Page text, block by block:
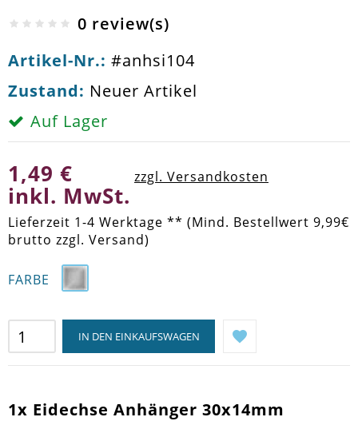
0 review(s)
Artikel-Nr.: #anhsi104
Zustand: Neuer Artikel
Auf Lager
1,49 €
inkl. MwSt.
zzgl. Versandkosten
Lieferzeit 1-4 Werktage ** (Mind. Bestellwert 9,99€
brutto zzgl. Versand)
FARBE
IN DEN EINKAUFSWAGEN
1x Eidechse Anhänger 30x14mm